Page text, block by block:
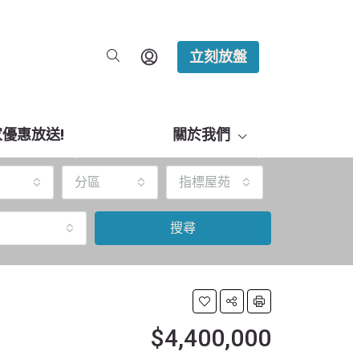
立刻放盤
惠放送! 關於我們
分區 指標屋苑
搜尋
$4,400,000